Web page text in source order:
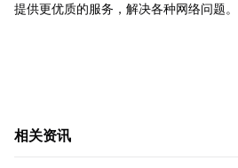
提供更优质的服务，解决各种网络问题。
相关资讯